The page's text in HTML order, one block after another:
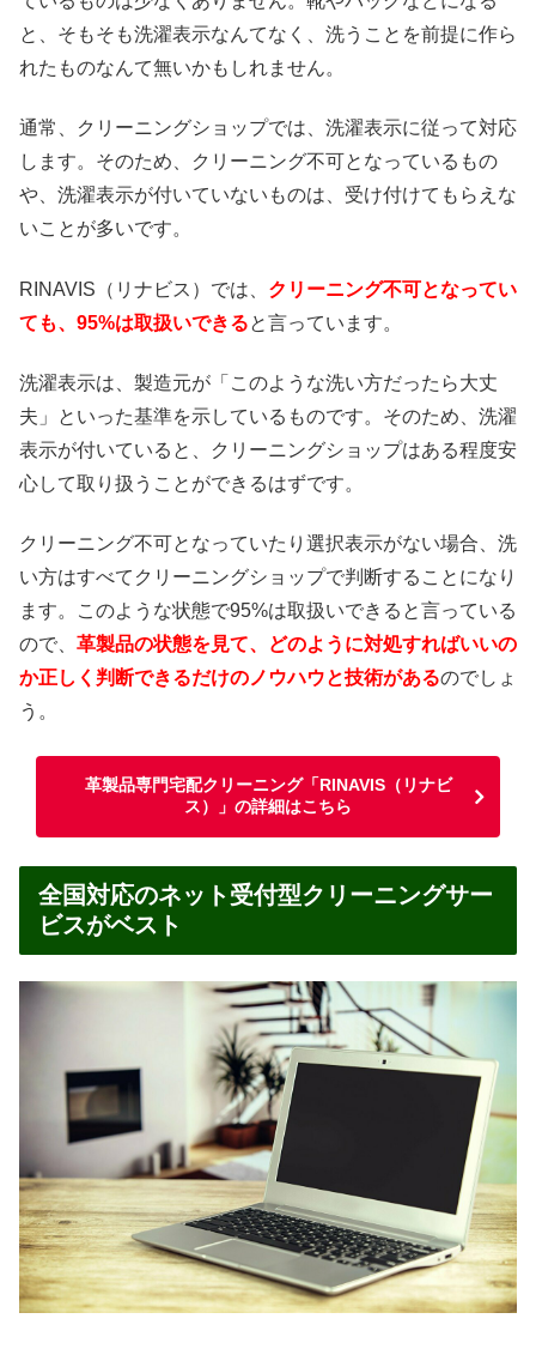
と、そもそも洗濯表示なんてなく、洗うことを前提に作ら
れたものなんて無いかもしれません。
通常、クリーニングショップでは、洗濯表示に従って対応
します。そのため、クリーニング不可となっているもの
や、洗濯表示が付いていないものは、受け付けてもらえな
いことが多いです。
RINAVIS（リナビス）では、 クリーニング不可となってい
ても、95%は取扱いできると言っています。
洗濯表示は、製造元が「このような洗い方だったら大丈
夫」といった基準を示しているものです。そのため、洗濯
表示が付いていると、クリーニングショップはある程度安
心して取り扱うことができるはずです。
クリーニング不可となっていたり選択表示がない場合、洗
い方はすべてクリーニングショップで判断することになり
ます。このような状態で95%は取扱いできると言っている
ので、 革製品の状態を見て、どのように対処すればいいの
か正しく判断できるだけのノウハウと技術があるのでしょ
う。
革製品専門宅配クリーニング「RINAVIS（リナビ
ス）」の詳細はこちら
全国対応のネット受付型クリーニングサー
ビスがベスト